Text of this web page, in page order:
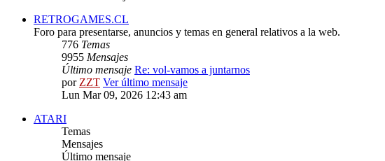
RETROGAMES.CL
Foro para presentarse, anuncios y temas en general relativos a la web.
776 Temas
9955 Mensajes
Último mensaje Re: vol-vamos a juntarnos
porZZT Ver último mensaje
Lun Mar 09, 2026 12:43 am
ATARI
Temas
Mensajes
Último mensaje